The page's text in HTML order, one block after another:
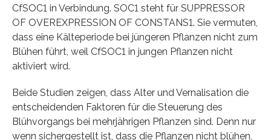
CfSOC1 in Verbindung. SOC1 steht für SUPPRESSOR
OF OVEREXPRESSION OF CONSTANS1. Sie vermuten,
dass eine Kälteperiode bei jüngeren Pflanzen nicht zum
Blühen führt, weil CfSOC1 in jungen Pflanzen nicht
aktiviert wird.
Beide Studien zeigen, dass Alter und Vernalisation die
entscheidenden Faktoren für die Steuerung des
Blühvorgangs bei mehrjährigen Pflanzen sind. Denn nur
wenn sichergestellt ist, dass die Pflanzen nicht blühen,